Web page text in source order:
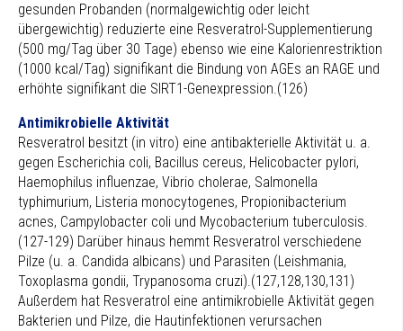
gesunden Probanden (normalgewichtig oder leicht
übergewichtig) reduzierte eine Resveratrol-Supplementierung
(500 mg/Tag über 30 Tage) ebenso wie eine Kalorienrestriktion
(1000 kcal/Tag) signifikant die Bindung von AGEs an RAGE und
erhöhte signifikant die SIRT1-Genexpression.(126)
Antimikrobielle Aktivität
Resveratrol besitzt (in vitro) eine antibakterielle Aktivität u. a.
gegen Escherichia coli, Bacillus cereus, Helicobacter pylori,
Haemophilus influenzae, Vibrio cholerae, Salmonella
typhimurium, Listeria monocytogenes, Propionibacterium
acnes, Campylobacter coli und Mycobacterium tuberculosis.
(127-129) Darüber hinaus hemmt Resveratrol verschiedene
Pilze (u. a. Candida albicans) und Parasiten (Leishmania,
Toxoplasma gondii, Trypanosoma cruzi).(127,128,130,131)
Außerdem hat Resveratrol eine antimikrobielle Aktivität gegen
Bakterien und Pilze, die Hautinfektionen verursachen